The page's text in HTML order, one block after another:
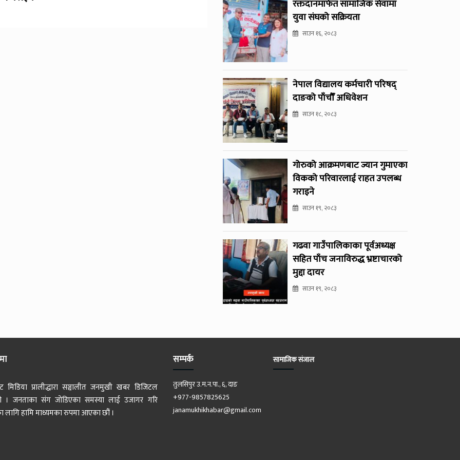
रक्तदानमार्फत सामाजिक सेवामा
युवा संघको सक्रियता
साउन १६, २०८३
नेपाल विद्यालय कर्मचारी परिषद्
दाङको पाँचौँ अधिवेशन
साउन १८, २०८३
गोरुको आक्रमणबाट ज्यान गुमाएका
विकको परिवारलाई राहत उपलब्ध
गराइने
साउन १९, २०८३
गढवा गाउँपालिकाका पूर्वअध्यक्ष
सहित पाँच जनाविरुद्ध भ्रष्टाचारको
मुद्दा दायर
साउन १९, २०८३
मिडिया प्रालीद्धारा सञ्चालीत जनमुखी खबर डिजिटल
। जनताका संग जोडिएका समस्या लाई उजागर गरि
लागि हामि माध्यमका रुपमा आएका छौं ।
सम्पर्क
तुलसिपुर उ.म.न.पा., ६, दाङ
+977-9857825625
janamukhikhabar@gmail.com
सामाजिक संजाल